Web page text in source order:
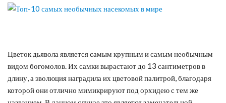
Цветок дьявола является самым крупным и самым необычным
видом богомолов. Их самки вырастают до 13 сантиметров в
длину, а эволюция наградила их цветовой палитрой, благодаря
которой они отлично мимикрируют под орхидею с тем же